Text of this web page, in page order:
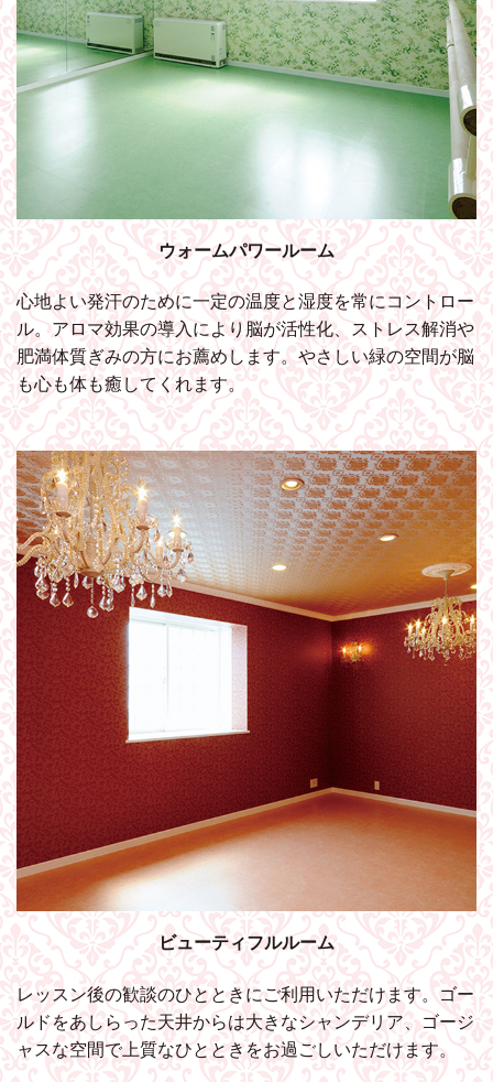
ウォームパワールーム
心地よい発汗のために一定の温度と湿度を常にコントロー
ル。アロマ効果の導入により脳が活性化、ストレス解消や
肥満体質ぎみの方にお薦めします。やさしい緑の空間が脳
も心も体も癒してくれます。
ビューティフルルーム
レッスン後の歓談のひとときにご利用いただけます。ゴー
ルドをあしらった天井からは大きなシャンデリア、ゴージ
ャスな空間で上質なひとときをお過ごしいただけます。